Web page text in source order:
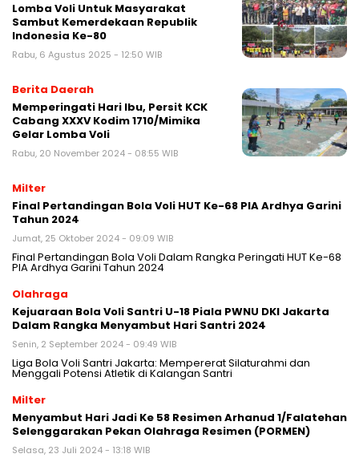
Lomba Voli Untuk Masyarakat
Sambut Kemerdekaan Republik
Indonesia Ke-80
Rabu, 6 Agustus 2025 - 12:50 WIB
Berita Daerah
Memperingati Hari Ibu, Persit KCK
Cabang XXXV Kodim 1710/Mimika
Gelar Lomba Voli
Rabu, 20 November 2024 - 08:55 WIB
Milter
Final Pertandingan Bola Voli HUT Ke-68 PIA Ardhya Garini
Tahun 2024
Jumat, 25 Oktober 2024 - 09:09 WIB
Final Pertandingan Bola Voli Dalam Rangka Peringati HUT Ke-68
PIA Ardhya Garini Tahun 2024
Olahraga
Kejuaraan Bola Voli Santri U-18 Piala PWNU DKI Jakarta
Dalam Rangka Menyambut Hari Santri 2024
Senin, 2 September 2024 - 09:49 WIB
Liga Bola Voli Santri Jakarta: Mempererat Silaturahmi dan
Menggali Potensi Atletik di Kalangan Santri
Milter
Menyambut Hari Jadi Ke 58 Resimen Arhanud 1/Falatehan
Selenggarakan Pekan Olahraga Resimen (PORMEN)
Selasa, 23 Juli 2024 - 13:18 WIB